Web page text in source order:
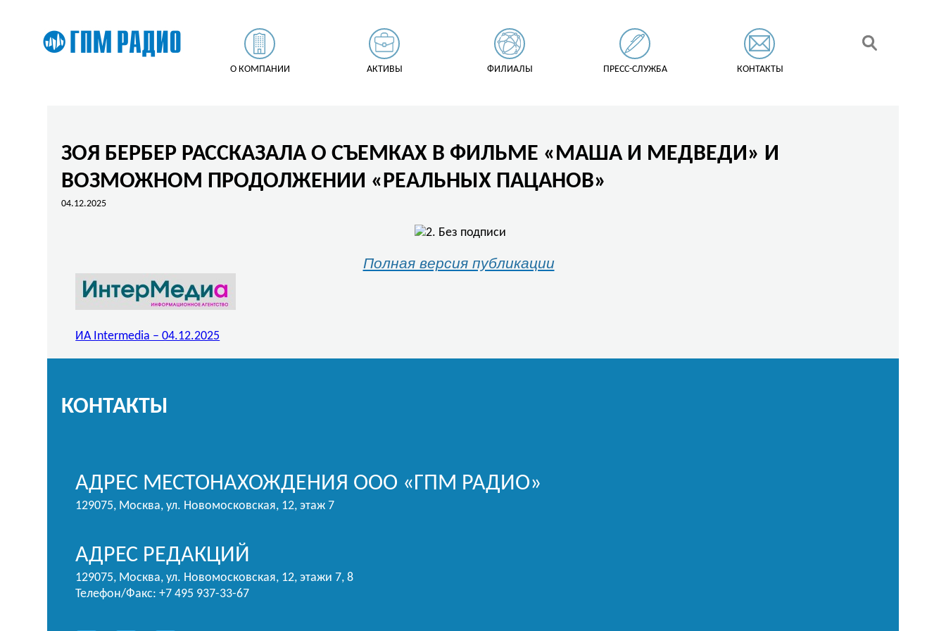
О КОМПАНИИ АКТИВЫ ФИЛИАЛЫ ПРЕСС-СЛУЖБА КОНТАКТЫ
ЗОЯ БЕРБЕР РАССКАЗАЛА О СЪЕМКАХ В ФИЛЬМЕ «МАША И МЕДВЕДИ» И
ВОЗМОЖНОМ ПРОДОЛЖЕНИИ «РЕАЛЬНЫХ ПАЦАНОВ»
04.12.2025
Полная версия публикации
ИА Intermedia – 04.12.2025
КОНТАКТЫ
АДРЕС МЕСТОНАХОЖДЕНИЯ ООО «ГПМ РАДИО»
129075, Москва, ул. Новомосковская, 12, этаж 7
АДРЕС РЕДАКЦИЙ
129075, Москва, ул. Новомосковская, 12, этажи 7, 8
Телефон/Факс: +7 495 937-33-67